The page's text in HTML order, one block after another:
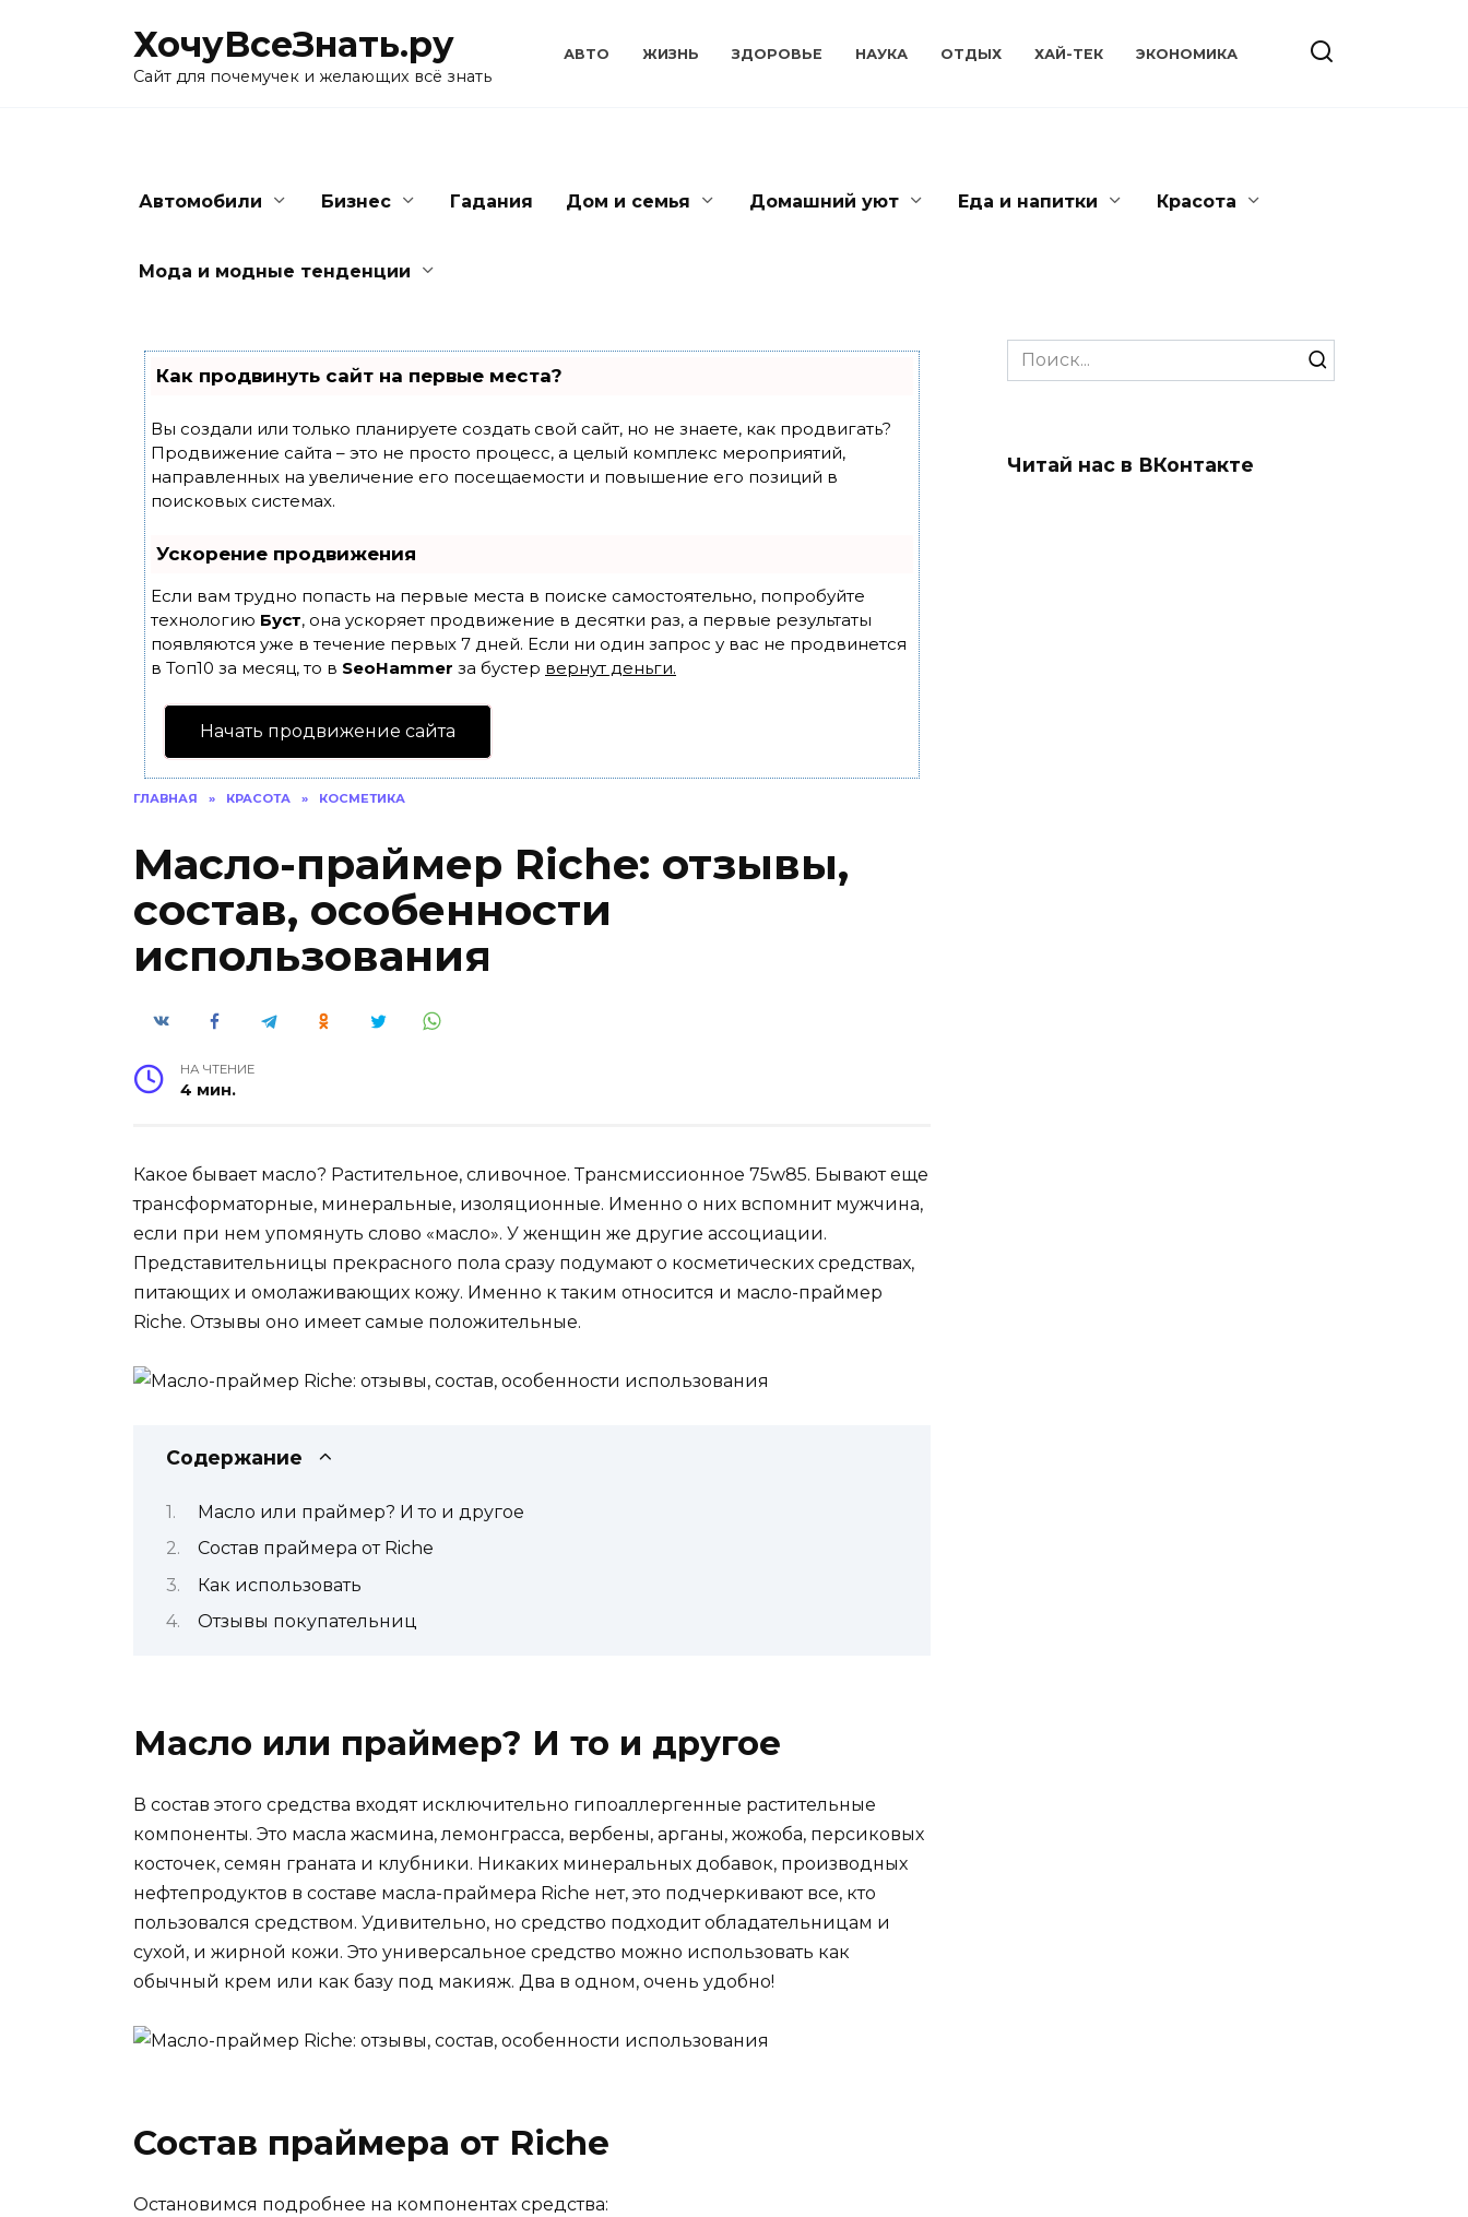
ХочуВсеЗнать.ру
Сайт для почемучек и желающих всё знать
АВТО ЖИЗНЬ ЗДОРОВЬЕ НАУКА ОТДЫХ ХАЙ-ТЕК ЭКОНОМИКА
Автомобили Бизнес Гадания Дом и семья Домашний уют Еда и напитки Красота
Мода и модные тенденции
Как продвинуть сайт на первые места?
Вы создали или только планируете создать свой сайт, но не знаете, как продвигать?
Продвижение сайта – это не просто процесс, а целый комплекс мероприятий,
направленных на увеличение его посещаемости и повышение его позиций в
поисковых системах.
Ускорение продвижения
Если вам трудно попасть на первые места в поиске самостоятельно, попробуйте
технологию Буст, она ускоряет продвижение в десятки раз, а первые результаты
появляются уже в течение первых 7 дней. Если ни один запрос у вас не продвинется
в Топ10 за месяц, то в SeoHammer за бустер вернут деньги.
Начать продвижение сайта
ГЛАВНАЯ » КРАСОТА » КОСМЕТИКА
Масло-праймер Riche: отзывы,
состав, особенности
использования
НА ЧТЕНИЕ
4 мин.
Какое бывает масло? Растительное, сливочное. Трансмиссионное 75w85. Бывают еще
трансформаторные, минеральные, изоляционные. Именно о них вспомнит мужчина,
если при нем упомянуть слово «масло». У женщин же другие ассоциации.
Представительницы прекрасного пола сразу подумают о косметических средствах,
питающих и омолаживающих кожу. Именно к таким относится и масло-праймер
Riche. Отзывы оно имеет самые положительные.
Содержание
Масло или праймер? И то и другое
Состав праймера от Riche
Как использовать
Отзывы покупательниц
Масло или праймер? И то и другое
В состав этого средства входят исключительно гипоаллергенные растительные
компоненты. Это масла жасмина, лемонграсса, вербены, арганы, жожоба, персиковых
косточек, семян граната и клубники. Никаких минеральных добавок, производных
нефтепродуктов в составе масла-праймера Riche нет, это подчеркивают все, кто
пользовался средством. Удивительно, но средство подходит обладательницам и
сухой, и жирной кожи. Это универсальное средство можно использовать как
обычный крем или как базу под макияж. Два в одном, очень удобно!
Состав праймера от Riche
Остановимся подробнее на компонентах средства:
Search
for:
Читай нас в ВКонтакте